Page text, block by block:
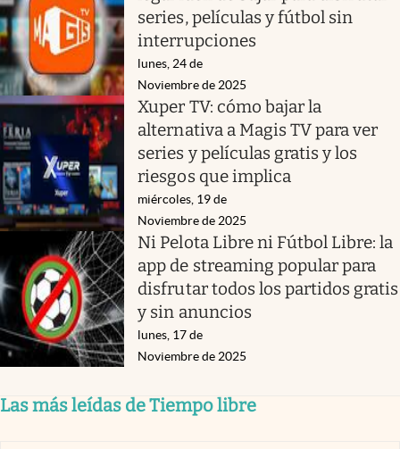
series, películas y fútbol sin
interrupciones
lunes, 24 de
Noviembre de 2025
Xuper TV: cómo bajar la
alternativa a Magis TV para ver
series y películas gratis y los
riesgos que implica
miércoles, 19 de
Noviembre de 2025
Ni Pelota Libre ni Fútbol Libre: la
app de streaming popular para
disfrutar todos los partidos gratis
y sin anuncios
lunes, 17 de
Noviembre de 2025
Las más leídas de Tiempo libre